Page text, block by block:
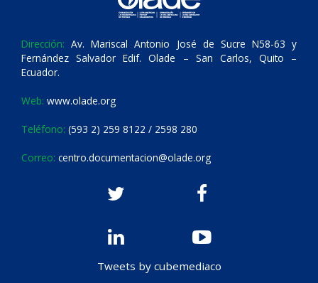
Dirección: Av. Mariscal Antonio José de Sucre N58-63 y
Fernández Salvador Edif. Olade – San Carlos, Quito –
Ecuador.
Web: www.olade.org
Teléfono: (593 2) 259 8122 / 2598 280
Correo: centro.documentacion@olade.org
Tweets by cubemediaco